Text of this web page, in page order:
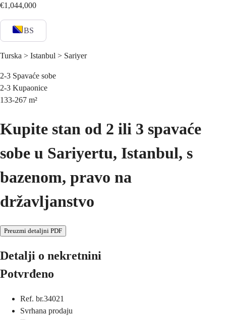
€1,044,000
BS
Turska > Istanbul > Sariyer
2-3 Spavaće sobe
2-3 Kupaonice
133-267 m²
Kupite stan od 2 ili 3 spavaće
sobe u Sariyertu, Istanbul, s
bazenom, pravo na
državljanstvo
Preuzmi detaljni PDF
Detalji o nekretnini
Potvrđeno
Ref. br.34021
Svrhana prodaju